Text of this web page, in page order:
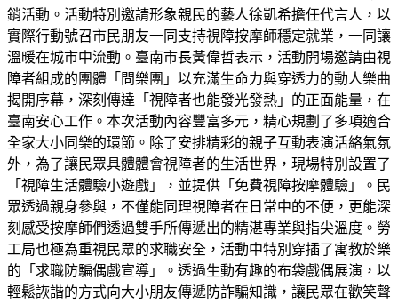
銷活動。活動特別邀請形象親民的藝人徐凱希擔任代言人，以
實際行動號召市民朋友一同支持視障按摩師穩定就業，一同讓
溫暖在城市中流動。臺南市長黃偉哲表示，活動開場邀請由視
障者組成的團體「問樂團」以充滿生命力與穿透力的動人樂曲
揭開序幕，深刻傳達「視障者也能發光發熱」的正面能量，在
臺南安心工作。本次活動內容豐富多元，精心規劃了多項適合
全家大小同樂的環節。除了安排精彩的親子互動表演活絡氣氛
外，為了讓民眾具體體會視障者的生活世界，現場特別設置了
「視障生活體驗小遊戲」，並提供「免費視障按摩體驗」。民
眾透過親身參與，不僅能同理視障者在日常中的不便，更能深
刻感受按摩師們透過雙手所傳遞出的精湛專業與指尖溫度。勞
工局也極為重視民眾的求職安全，活動中特別穿插了寓教於樂
的「求職防騙偶戲宣導」。透過生動有趣的布袋戲偶展演，以
輕鬆詼諧的方式向大小朋友傳遞防詐騙知識，讓民眾在歡笑聲